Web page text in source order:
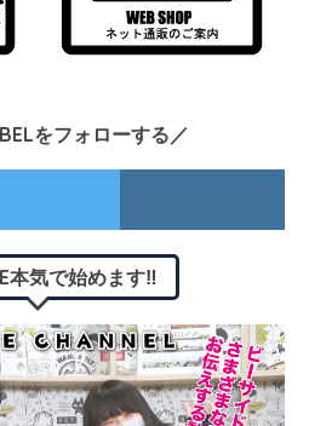
をフォローする／
本気で始めます‼︎